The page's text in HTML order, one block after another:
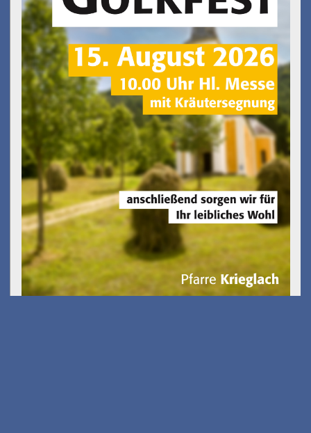
Gölkfest
am 15.08.2026